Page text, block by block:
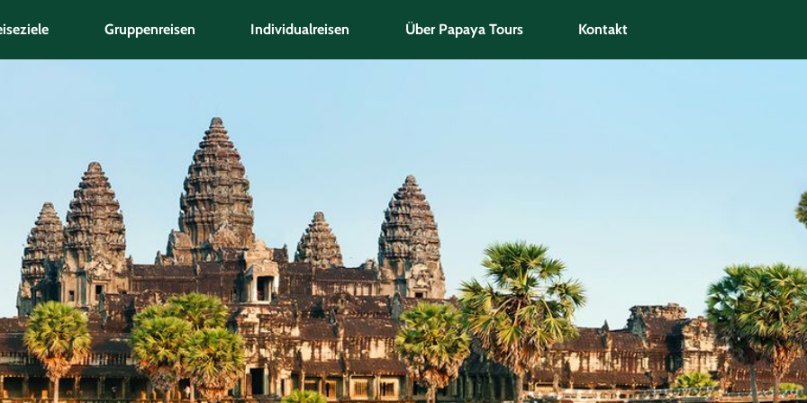
Gruppenreisen Individualreisen Über Papaya Tours Kontakt